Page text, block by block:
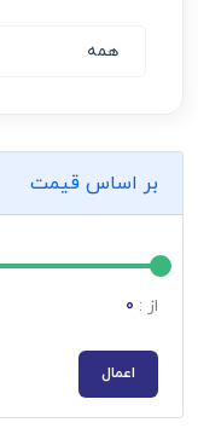
همه
بر اساس قیمت
از : 0
اعمال